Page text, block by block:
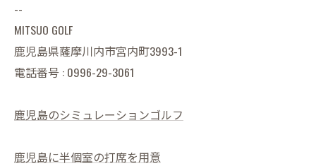
--
MITSUO GOLF
鹿児島県薩摩川内市宮内町3993-1
電話番号 : 0996-29-3061
鹿児島のシミュレーションゴルフ
鹿児島に半個室の打席を用意